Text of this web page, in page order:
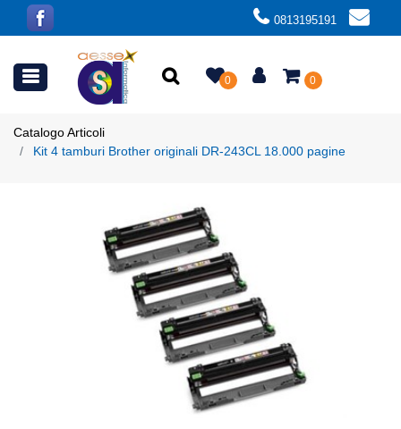
0813195191
Open menu 0 0
Catalogo Articoli
Kit 4 tamburi Brother originali DR-243CL 18.000 pagine